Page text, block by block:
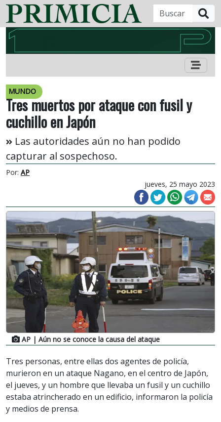
MUNDO
Tres muertos por ataque con fusil y
cuchillo en Japón
Las autoridades aún no han podido
capturar al sospechoso.
Por: AP
jueves, 25 mayo 2023
AP | Aún no se conoce la causa del ataque
Tres personas, entre ellas dos agentes de policía,
murieron en un ataque Nagano, en el centro de Japón,
el jueves, y un hombre que llevaba un fusil y un cuchillo
estaba atrincherado en un edificio, informaron la policía
y medios de prensa.